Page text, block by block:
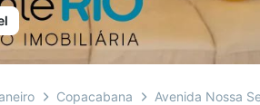
Copacabana Avenida Nossa